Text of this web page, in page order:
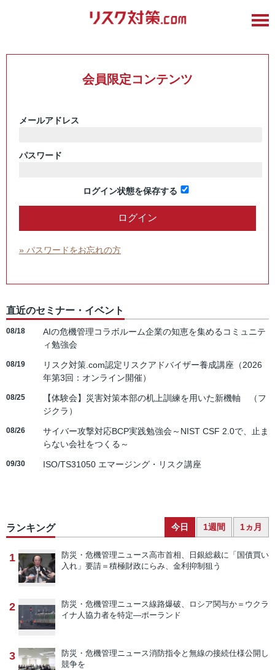
会員限定コンテンツ
メールアドレス
パスワード
ログイン状態を保存する
» パスワードをお忘れの方
直近のセミナー・イベント
08/18
AIの危機管理コラボルーム企業の知恵を集めるコミュニテ
ィ勉強会
08/19
リスク対策.com認定リスクアドバイザー養成講座（2026
年第3回：オンライン開催）
08/25
【体験会】災害対策本部の机上訓練を用いた新機軸 （フ
ジクラ）
08/26
サイバー攻撃対応BCP実践勉強会～NIST CSF 2.0で、止ま
らない会社をつくる～
09/30 ISO/TS31050 エマージング・リスク講座
ランキング 今日 1週間 1ヵ月
1 防災・危機管理ニュース高市首相、日銀総裁に「国債買い
入れ」要請＝積極財政にらみ、金利抑制狙う
2 防災・危機管理ニュース線路爆破、ロシア関与か＝ウクラ
イナ人協力者を特定―ポーランド
3 防災・危機管理ニュース消防指令と無線の接続仕様公開し
競争を